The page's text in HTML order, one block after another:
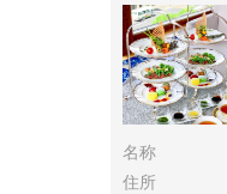
名称
住所